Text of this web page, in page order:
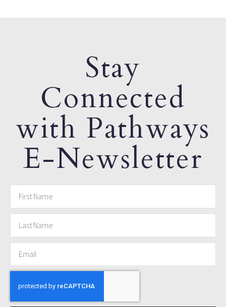
Stay
Connected
with Pathways
E-Newsletter